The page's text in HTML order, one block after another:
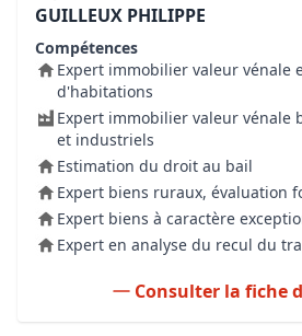
GUILLEUX PHILIPPE
Compétences
Expert immobilier valeur vénale
d'habitations
Expert immobilier valeur vénale
et industriels
Estimation du droit au bail
Expert biens ruraux, évaluation
Expert biens à caractère
Expert en analyse du recul du
Consulter la fiche